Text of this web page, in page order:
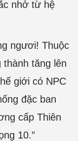
nhở từ hệ
ngươi! Thuộc
thành tăng lên
giới có NPC
đặc ban
cấp Thiên
10.”